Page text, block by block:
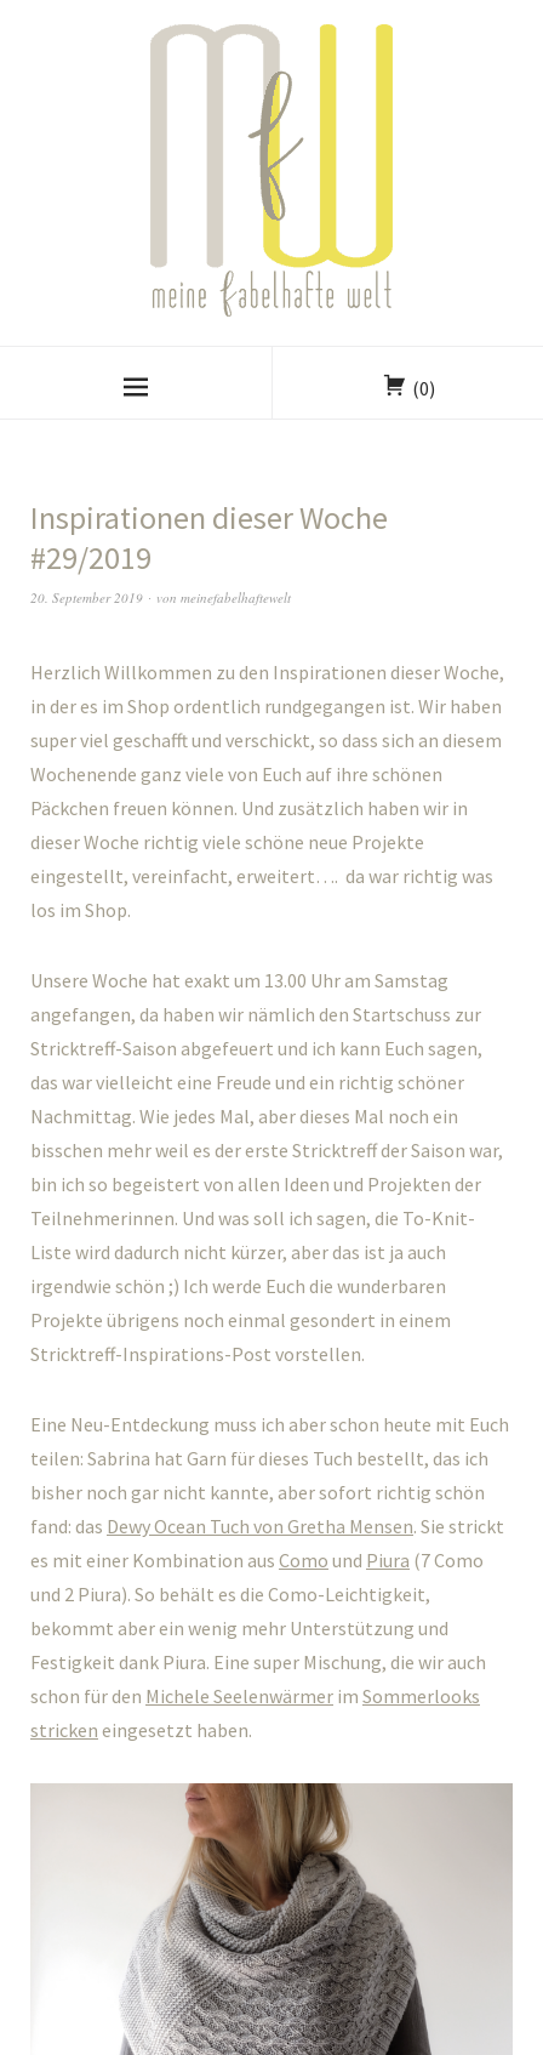
(0)
Inspirationen dieser Woche
#29/2019
20. September 2019 von meinefabelhaftewelt
Herzlich Willkommen zu den Inspirationen dieser Woche,
in der es im Shop ordentlich rundgegangen ist. Wir haben
super viel geschafft und verschickt, so dass sich an diesem
Wochenende ganz viele von Euch auf ihre schönen
Päckchen freuen können. Und zusätzlich haben wir in
dieser Woche richtig viele schöne neue Projekte
eingestellt, vereinfacht, erweitert…. da war richtig was
los im Shop.
Unsere Woche hat exakt um 13.00 Uhr am Samstag
angefangen, da haben wir nämlich den Startschuss zur
Stricktreff-Saison abgefeuert und ich kann Euch sagen,
das war vielleicht eine Freude und ein richtig schöner
Nachmittag. Wie jedes Mal, aber dieses Mal noch ein
bisschen mehr weil es der erste Stricktreff der Saison war,
bin ich so begeistert von allen Ideen und Projekten der
Teilnehmerinnen. Und was soll ich sagen, die To-Knit-
Liste wird dadurch nicht kürzer, aber das ist ja auch
irgendwie schön ;) Ich werde Euch die wunderbaren
Projekte übrigens noch einmal gesondert in einem
Stricktreff-Inspirations-Post vorstellen.
Eine Neu-Entdeckung muss ich aber schon heute mit Euch
teilen: Sabrina hat Garn für dieses Tuch bestellt, das ich
bisher noch gar nicht kannte, aber sofort richtig schön
fand: das Dewy Ocean Tuch von Gretha Mensen. Sie strickt
es mit einer Kombination aus Como und Piura (7 Como
und 2 Piura). So behält es die Como-Leichtigkeit,
bekommt aber ein wenig mehr Unterstützung und
Festigkeit dank Piura. Eine super Mischung, die wir auch
schon für den Michele Seelenwärmer im Sommerlooks
stricken eingesetzt haben.